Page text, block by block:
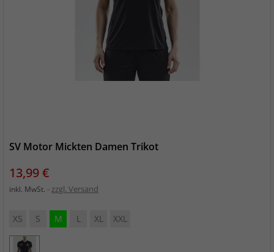
SV Motor Mickten Damen Trikot
Preis
13,99 €
inkl. MwSt. zzgl. Versand
XS S M L XL XXL